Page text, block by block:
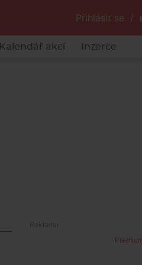
Přihlásit se /
Kalendář akcí Inzerce